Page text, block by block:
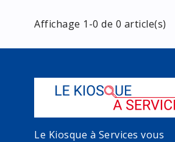
Affichage 1-0 de 0 article(s)
Le Kiosque à Services vous